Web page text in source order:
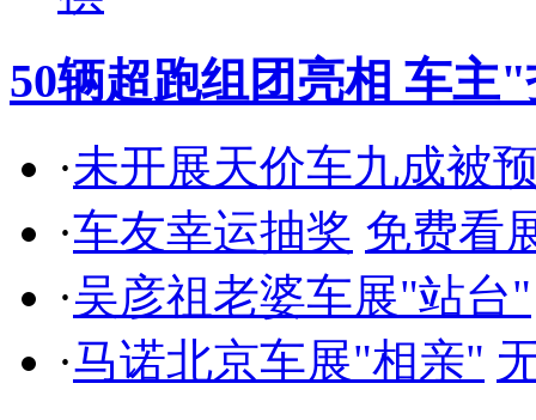
50辆超跑组团亮相 车主
·未开展天价车九成被
·车友幸运抽奖 免费看
·吴彦祖老婆车展"站台"
·马诺北京车展"相亲"